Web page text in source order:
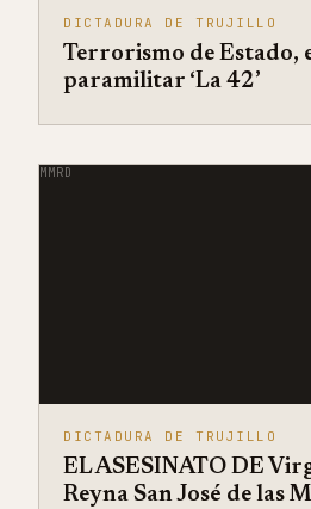
DICTADURA DE TRUJILLO
Terrorismo de Estado,
paramilitar ‘La 42’
MMRD
DICTADURA DE TRUJILLO
EL ASESINATO DE
Reyna San José de las